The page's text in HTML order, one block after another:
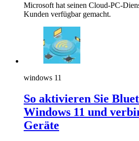
Microsoft hat seinen Cloud-PC-
Kunden verfügbar gemacht.
windows 11
So aktivieren Sie
Windows 11 und
Geräte